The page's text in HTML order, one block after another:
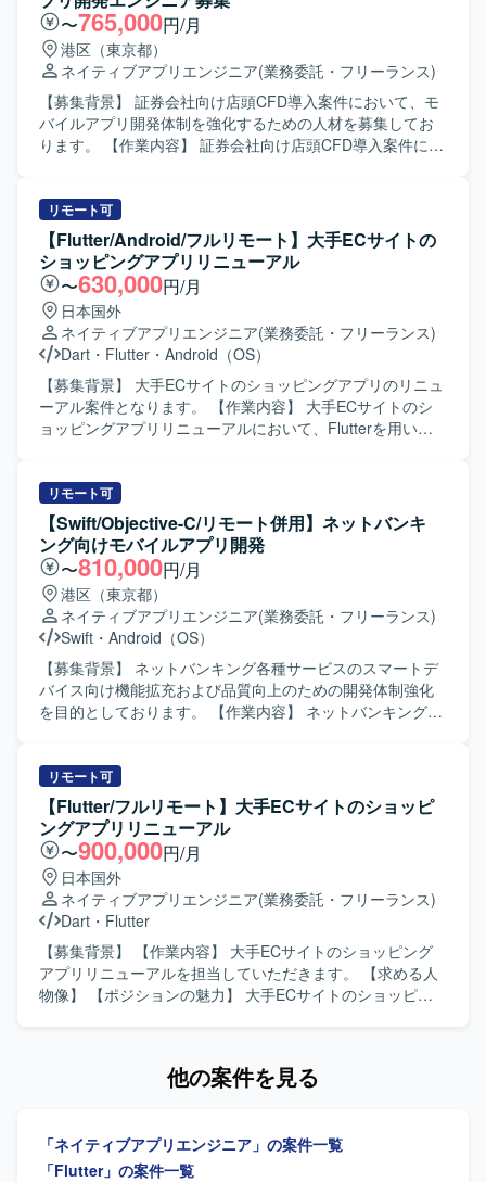
セスを取り入れつつ、ビジネス側メンバーとコミュニケー
ションを取りながら要件の整理や仕様調整、実装、レビュ
ーを行っていただきます。スクラムベースのアジャイル開
発に参加し、定期的なリリースサイクルの中で設計から実
装、テスト、改善まで一連の工程に携わっていただきま
す。 【求める人物像】 チームメンバーやビジネス側と積極
的にコミュニケーションを取りながら、自ら課題を発見し
組みにも前向きにチャレンジいただける方が望ましいで
す。 【ポジションの魅力】 金融領域の証券取引システムに
関わる資産管理スマホアプリ開発に携わることで、ドメイ
ン知見とモバイルアプリ開発スキルの両方を高めていただ
けます。Flutter を中心としたクロスプラットフォーム開発
に加え、生成AIを活用した開発プロセスを経験できる環境
です。スクラムによる短い開発サイクルの中で、企画から
リリースまでの一連の流れを継続的に経験できる点も魅力
です。 【開発環境】 Flutter（モバイル）、Kotlin（BFF）
を中心とした構成で、アジャイル（スクラム）開発を採用
しております。約3週間ごとのリリースサイクルで継続的な
〜765,000円/月
港区（東京都）
ネイティブアプリエンジニア(業務委託・フリーランス)
【募集背景】 証券会社向け店頭CFD導入案件において、モ
バイルアプリ開発体制を強化するための人材を募集してお
ります。 【作業内容】 証券会社向け店頭CFD導入案件にお
ランチ運用など、一連の開発フローに沿って作業していた
だきます。チームメンバーとコミュニケーションを取りな
がら、課題の抽出や解決にも取り組んでいただきます。
【求める人物像】 モバイルアプリ開発に主体的に取り組
み、チーム内でのコミュニケーションを大切にしながら課
題解決ができる方を求めております。金融やCFDなどのド
メイン知識習得にも前向きに取り組んでいただける方です
と望ましいです。 【ポジションの魅力】 金融業界向けの店
頭CFDサービス導入という専門性の高い分野に携わること
ができ、Flutter によるモバイルアプリ開発の経験を深めて
いただけます。将来的にリードエンジニアやアーキテクト
としたモバイルアプリ開発環境にて、Git を用いたソースコ
ード管理とブランチ運用を行っております。CI/CD 環境を
活用しながら継続的な開発・改善を進めております。
リモート可
【Flutter/Android/フルリモート】大手ECサイトの
ショッピングアプリリニューアル
〜630,000円/月
日本国外
ネイティブアプリエンジニア(業務委託・フリーランス)
Dart ・ Flutter ・ Android（OS）
【募集背景】 大手ECサイトのショッピングアプリのリニュ
ーアル案件となります。 【作業内容】 大手ECサイトのシ
ョッピングアプリリニューアルにおいて、Flutterを用いた
や機能改修、品質向上に向けた開発業務を行っていただき
ます。 【求める人物像】 モバイルアプリのユーザー体験向
上に関心を持ち、デザインシステムを理解したうえで主体
的に開発を進めていただける方を求めています。 【ポジシ
ョンの魅力】 大規模なECサービスのスマートフォンアプリ
開発に携わることで、Flutterを活用したクロスプラットフ
ォーム開発やデザインシステム活用の実践経験を積むこと
ができます。 【開発環境】 Flutterを用いたスマートフォン
アプリ開発環境となります。
リモート可
【Swift/Objective-C/リモート併用】ネットバンキ
ング向けモバイルアプリ開発
〜810,000円/月
港区（東京都）
ネイティブアプリエンジニア(業務委託・フリーランス)
Swift ・ Android（OS）
【募集背景】 ネットバンキング各種サービスのスマートデ
バイス向け機能拡充および品質向上のための開発体制強化
を目的としております。 【作業内容】 ネットバンキング各
装、テストまで一連の工程をご担当いただきます。また、
開発に関連する各種ドキュメントの作成も実施いただきま
す。 【求める人物像】 モバイルアプリ開発において主体的
に設計から実装、テストまで対応できる方を求めておりま
す。関係者とコミュニケーションを取りながら、品質とユ
ーザビリティを意識した開発ができる方を歓迎いたしま
す。 【ポジションの魅力】 金融系ネットバンキングサービ
スの開発に関わることで、大規模なユーザーを持つサービ
スのモバイルアプリ開発経験を積むことができます。
iOS/Androidいずれかの専門性を活かしつつ、金融ドメイン
の知見も深めていただけます。 【開発環境】 iOS/Android
リモート可
【Flutter/フルリモート】大手ECサイトのショッピ
ングアプリリニューアル
〜900,000円/月
日本国外
ネイティブアプリエンジニア(業務委託・フリーランス)
Dart ・ Flutter
【募集背景】 【作業内容】 大手ECサイトのショッピング
アプリリニューアルを担当していただきます。 【求める人
物像】 【ポジションの魅力】 大手ECサイトのショッピン
他の案件を見る
「ネイティブアプリエンジニア」の案件一覧
「Flutter」の案件一覧